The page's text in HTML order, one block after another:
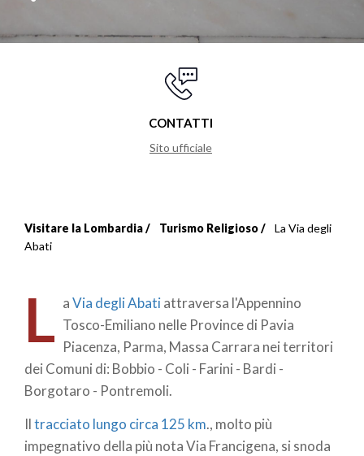
CONTATTI
Sito ufficiale
Briciole
pane
Visitare la Lombardia Turismo Religioso
La Via degli
Abati
L aVia degli Abatiattraversa l'Appennino
Tosco-Emiliano nelle Province di Pavia
Piacenza, Parma, Massa Carrara nei territori
dei Comuni di: Bobbio - Coli - Farini - Bardi -
Borgotaro - Pontremoli.
Iltracciato lungo circa 125 km., molto più
impegnativo della più nota Via Francigena, si snoda